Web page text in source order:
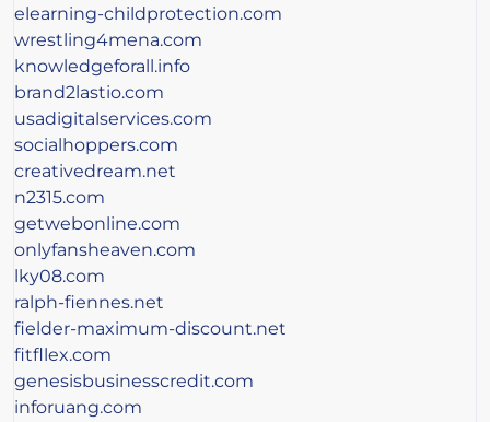
elearning-childprotection.com
wrestling4mena.com
knowledgeforall.info
brand2lastio.com
usadigitalservices.com
socialhoppers.com
creativedream.net
n2315.com
getwebonline.com
onlyfansheaven.com
lky08.com
ralph-fiennes.net
fielder-maximum-discount.net
fitfllex.com
genesisbusinesscredit.com
inforuang.com